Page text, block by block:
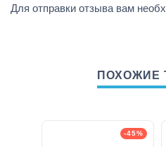
Для отправки отзыва вам
ПОХОЖИЕ
-45%